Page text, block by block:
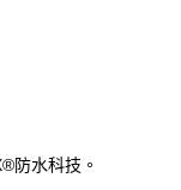
防水科技。